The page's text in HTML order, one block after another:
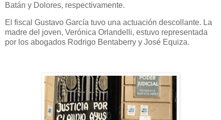
Batán y Dolores, respectivamente.
El fiscal Gustavo García tuvo una actuación descollante. La
madre del joven, Verónica Orlandelli, estuvo representada
por los abogados Rodrigo Bentaberry y José Equiza.